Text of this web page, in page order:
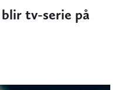
tv-serie på